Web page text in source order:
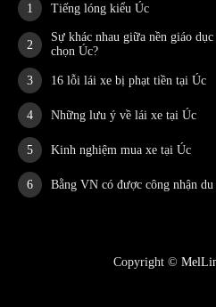
Tiếng lóng kiểu Úc
Sự khác nhau giữa nền giáo
chọn Úc?
16 lỗi lái xe bị phạt tiền tại Úc
Những lưu ý về lái xe tại Úc
Kinh nghiệm mua xe tại Úc
Bằng VN có được công nhận du
Copyright ©